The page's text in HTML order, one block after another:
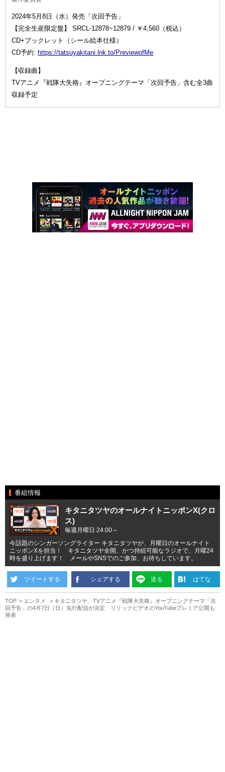
2024年5月8日（水）発売「次回予告」
【完全生産限定盤】 SRCL-12878~12879 / ￥4,560（税込）
CD+ブックレット（シール絵本仕様）
CD予約:https://tatsuyakitani.lnk.to/PreviewofMe
【収録曲】
TVアニメ『戦隊大失格』オープニングテーマ「次回予告」含む全3曲
収録予定
番組情報
キタニタツヤのオールナイトニッポンX(クロ
ス)
毎週月曜日 24:00～
今話題のシンガーソングライター キタニタツヤが、月曜日のオールナイト
ニッポンXを担当！ キタニタツヤ全開、かつ持続可能なラジオで、月曜24
時を盛り上げます！ メールやSNSでのご参加、お待ちしています。
ツイートする シェアする 送る はてな
TOP エンタメ
キタニタツヤ、TVアニメ『戦隊大失格』オープニングテーマ「次
回予告」の4月7日（日）先行配信が決定 リリックビデオのYouTubeプレミア公開も
発表